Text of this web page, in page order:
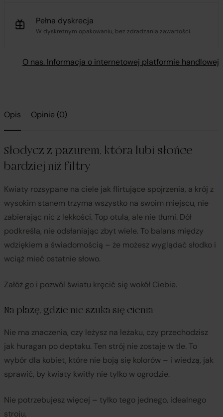
Pełna dyskrecja
W dyskretnym opakowaniu, bez zdradzania zawartości.
O nas. Informacja o internetowej platformie handlowej
Opis Opinie (0)
Słodycz z pazurem, która lubi słońce
bardziej niż filtry
Kwiaty rozsypane na ciele jak flirtujące spojrzenia, a krój z
wysokim stanem trzyma wszystko na swoim miejscu, nie
zabierając nic z lekkości. Top otula, ale nie tłumi. Dół
podkreśla, nie odsłaniając zbyt wiele. To balans między
wdziękiem a świadomością – że możesz wyglądać słodko i
wciąż mieć ostatnie słowo.
Załóż go i pozwól światu kręcić się wokół Ciebie.
Na plażę, gdzie nie szuka się cienia
Nie ma znaczenia, czy leżysz na leżaku, czy przechodzisz
jak huragan po deptaku. Ten strój nie zostaje w tle. To
wybór dla kobiet, które nie boją się kolorów – i wiedzą, jak
sprawić, by kwiaty kwitły nie tylko w ogrodzie.
Nie potrzebujesz więcej – tylko tego jednego, idealnego
stroju.